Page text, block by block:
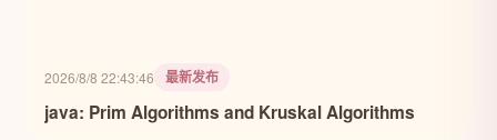
2026/8/8 22:43:46 最新发布
java: Prim Algorithms and Kruskal Algorithms